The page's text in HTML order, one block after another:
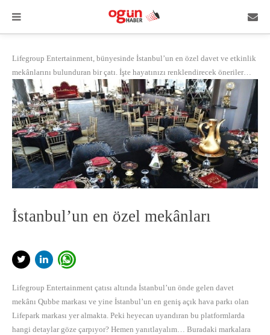
Lifegroup Entertainment, bünyesinde İstanbul’un en özel davet ve etkinlik
mekânlarını bulunduran bir çatı. İşte hayatınızı renklendirecek öneriler…
İstanbul’un en özel mekânları
Lifegroup Entertainment çatısı altında İstanbul’un önde gelen davet
mekânı Qubbe markası ve yine İstanbul’un en geniş açık hava parkı olan
Lifepark markası yer almakta. Peki heyecan uyandıran bu platformlarda
hangi detaylar göze çarpıyor? Hemen yanıtlayalım… Buradaki markalara